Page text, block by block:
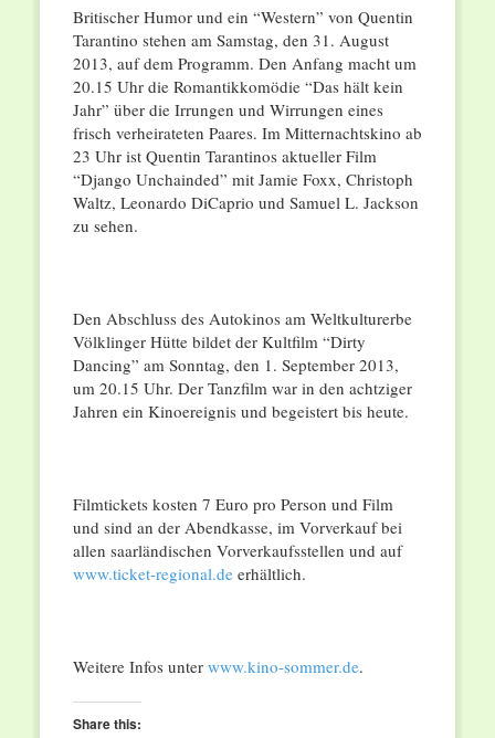
Britischer Humor und ein “Western” von Quentin
Tarantino stehen am Samstag, den 31. August
2013, auf dem Programm. Den Anfang macht um
20.15 Uhr die Romantikkomödie “Das hält kein
Jahr” über die Irrungen und Wirrungen eines
frisch verheirateten Paares. Im Mitternachtskino ab
23 Uhr ist Quentin Tarantinos aktueller Film
“Django Unchainded” mit Jamie Foxx, Christoph
Waltz, Leonardo DiCaprio und Samuel L. Jackson
zu sehen.
Den Abschluss des Autokinos am Weltkulturerbe
Völklinger Hütte bildet der Kultfilm “Dirty
Dancing” am Sonntag, den 1. September 2013,
um 20.15 Uhr. Der Tanzfilm war in den achtziger
Jahren ein Kinoereignis und begeistert bis heute.
Filmtickets kosten 7 Euro pro Person und Film
und sind an der Abendkasse, im Vorverkauf bei
allen saarländischen Vorverkaufsstellen und auf
www.ticket-regional.deerhältlich.
Weitere Infos unter www.kino-sommer.de.
Share this: